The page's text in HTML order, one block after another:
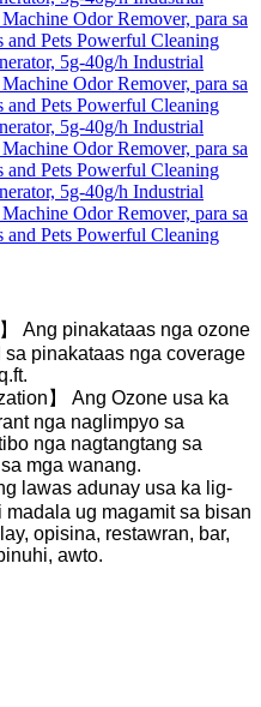
Ang pinakataas nga ozone
pinakataas nga coverage
】 Ang Ozone usa ka
nga naglimpyo sa
nga nagtangtang sa
mga wanang.
lawas adunay usa ka lig-
ug magamit sa bisan
opisina, restawran, bar,
awto.